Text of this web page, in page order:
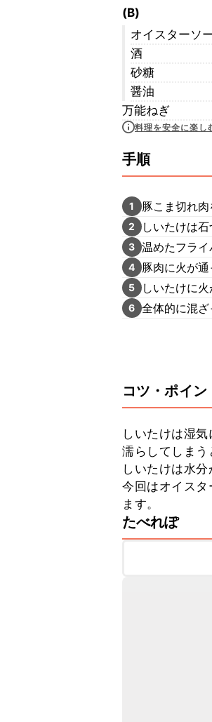
(B)
オイスターソ
酒
砂糖
醤油
万能ねぎ
料理を安全に楽し
手順
1 豚こま切れ肉
2 しいたけは
3 温めたフライ
4 豚肉に火が
5 しいたけに
6 全体的に混ざ
コツ・ポイン
しいたけは湿
濡らしてしまう
しいたけは水
今回はオイスタ
ます。
たべれぽ